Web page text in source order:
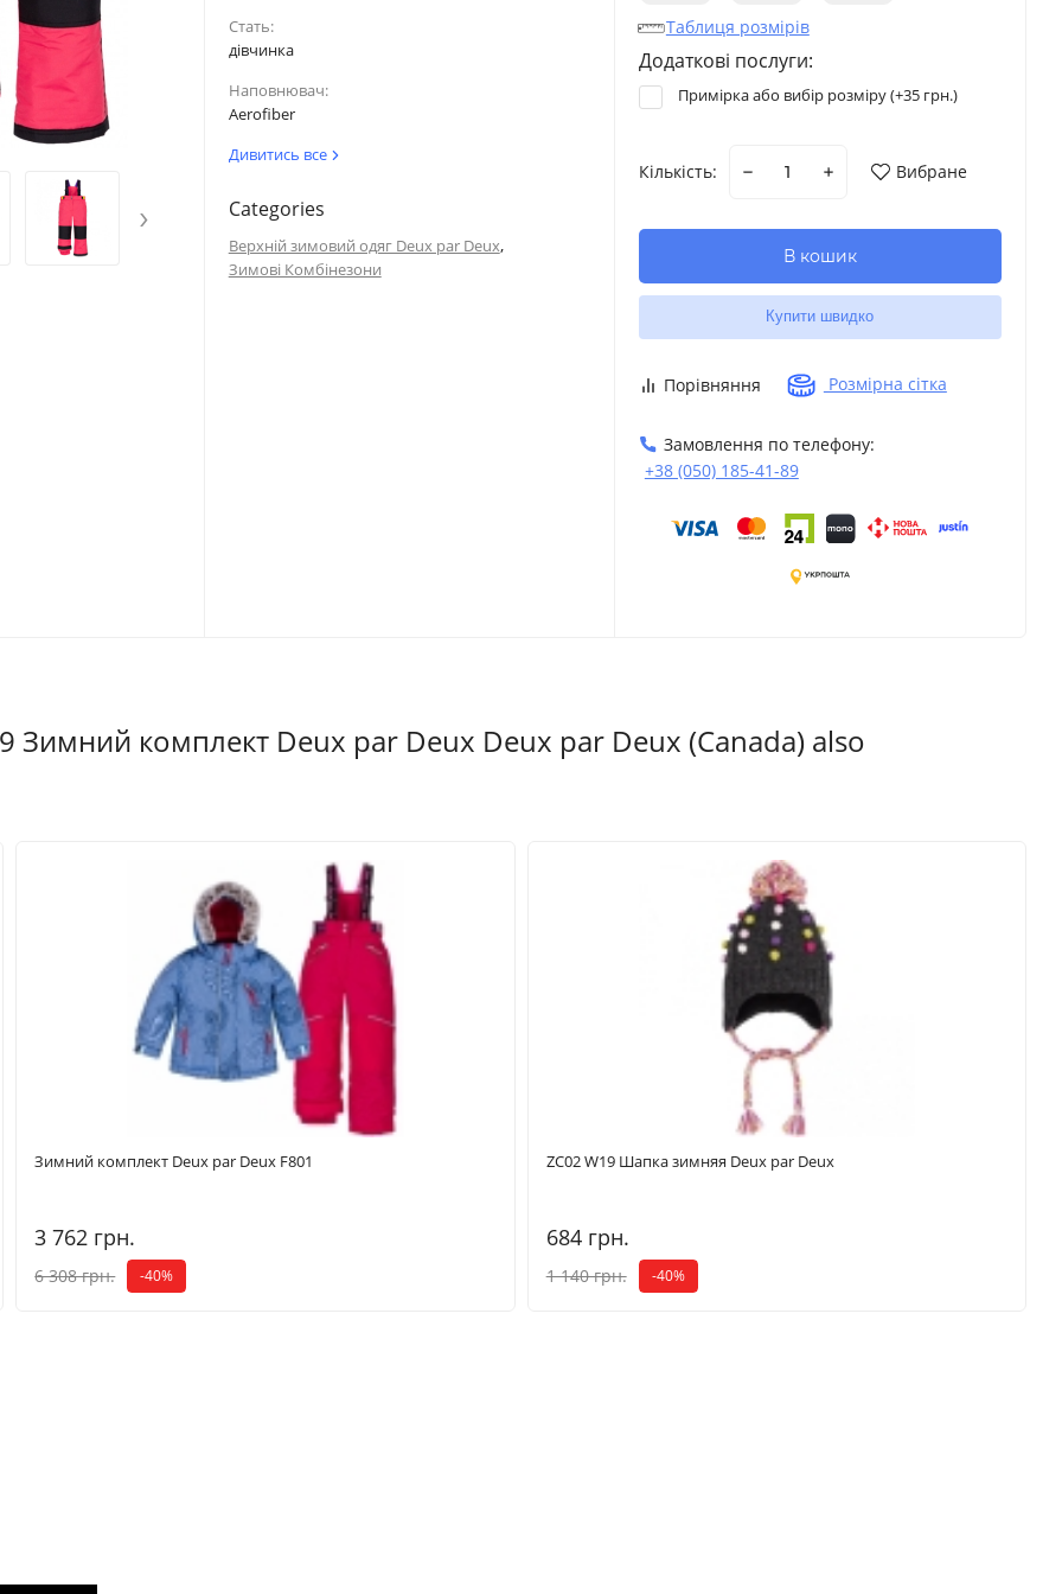
›
Стать:
дівчинка
Наповнювач:
Aerofiber
Дивитись все
Categories
Верхній зимовий одяг Deux par Deux,
Зимові Комбінезони
Таблиця розмірів
Додаткові послуги:
Примірка або вибір розміру (+35 грн.)
Кількість: Вибране
В кошик
Купити швидко
Порівняння Розмірна сітка
Замовлення по телефону:
+38 (050) 185-41-89
Зимний комплект Deux par Deux Deux par Deux (Canada) also
Зимний комплект Deux par Deux F801
3 762 грн.
6 308 грн. -40%
ZC02 W19 Шапка зимняя Deux par Deux
684 грн.
1 140 грн. -40%